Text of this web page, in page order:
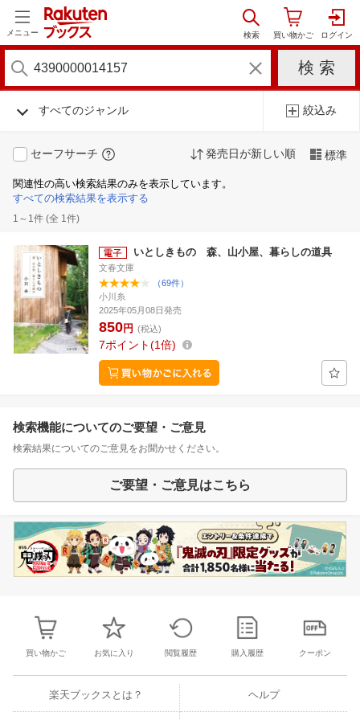
メニュー
すべてのジャンル 絞込み
セーフサーチ 発売日が新しい順 標準
関連性の高い検索結果のみを表示しています。
すべての検索結果を表示する
1～1件 (全 1件)
いとしきもの 森、山小屋、暮らしの道具
文春文庫
（69件）
小川糸
2025年05月08日発売
850円 (税込)
7ポイント 1倍
検索機能についてのご要望・ご意見
検索結果についてのご意見をお聞かせください。
ご要望・ご意見はこちら
買い物かご お気に入り 閲覧履歴 購入履歴 クーポン
楽天ブックスとは？ ヘルプ